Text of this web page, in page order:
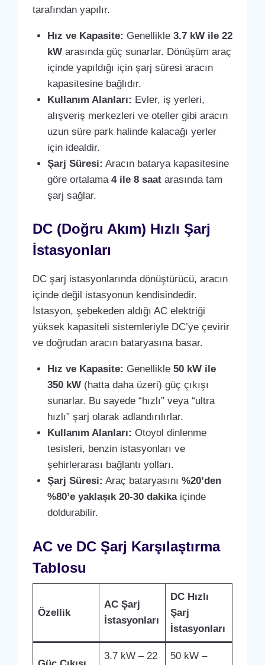
tarafından yapılır.
Hız ve Kapasite: Genellikle3.7 kW ile 22
kW arasında güç sunarlar. Dönüşüm araç
içinde yapıldığı için şarj süresi aracın
kapasitesine bağlıdır.
Kullanım Alanları: Evler, iş yerleri,
alışveriş merkezleri ve oteller gibi aracın
uzun süre park halinde kalacağı yerler
için idealdir.
Şarj Süresi: Aracın batarya kapasitesine
göre ortalama4 ile 8 saat arasında tam
şarj sağlar.
DC (Doğru Akım) Hızlı Şarj
İstasyonları
DC şarj istasyonlarında dönüştürücü, aracın
içinde değil istasyonun kendisindedir.
İstasyon, şebekeden aldığı AC elektriği
yüksek kapasiteli sistemleriyle DC’ye çevirir
ve doğrudan aracın bataryasına basar.
Hız ve Kapasite: Genellikle50 kW ile
350 kW (hatta daha üzeri) güç çıkışı
sunarlar. Bu sayede “hızlı” veya “ultra
hızlı” şarj olarak adlandırılırlar.
Kullanım Alanları: Otoyol dinlenme
tesisleri, benzin istasyonları ve
şehirlerarası bağlantı yolları.
Şarj Süresi: Araç bataryasını%20’den
%80’e yaklaşık 20-30 dakikaiçinde
doldurabilir.
AC ve DC Şarj Karşılaştırma
Tablosu
Özellik
AC Şarj
İstasyonları
DC Hızlı
Şarj
İstasyonları
3.7 kW – 22 50 kW –